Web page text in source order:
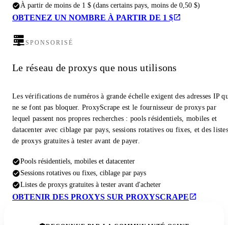
À partir de moins de 1 $ (dans certains pays, moins de 0,50 $)
OBTENEZ UN NOMBRE À PARTIR DE 1 $
SPONSORISÉ
Le réseau de proxys que nous utilisons
Les vérifications de numéros à grande échelle exigent des adresses IP
ne se font pas bloquer. ProxyScrape est le fournisseur de proxys par
lequel passent nos propres recherches : pools résidentiels, mobiles et
datacenter avec ciblage par pays, sessions rotatives ou fixes, et des listes
de proxys gratuites à tester avant de payer.
Pools résidentiels, mobiles et datacenter
Sessions rotatives ou fixes, ciblage par pays
Listes de proxys gratuites à tester avant d'acheter
OBTENIR DES PROXYS SUR PROXYSCRAPE